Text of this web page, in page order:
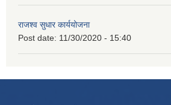
राजश्व सुधार कार्ययोजना
Post date: 11/30/2020 - 15:40